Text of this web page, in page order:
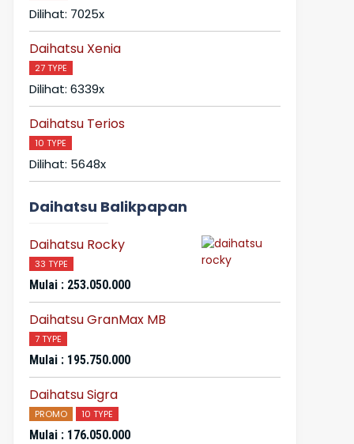
Dilihat: 7025x
Daihatsu Xenia
27 TYPE
Dilihat: 6339x
Daihatsu Terios
10 TYPE
Dilihat: 5648x
Daihatsu Balikpapan
Daihatsu Rocky
33 TYPE
Mulai : 253.050.000
Daihatsu GranMax MB
7 TYPE
Mulai : 195.750.000
Daihatsu Sigra
PROMO 10 TYPE
Mulai : 176.050.000